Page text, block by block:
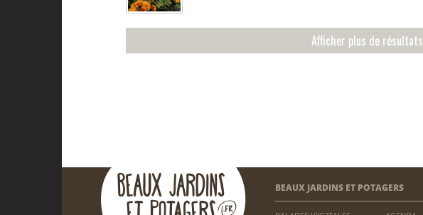
Afficher plus de résultats
BEAUX JARDINS ET POTAGERS